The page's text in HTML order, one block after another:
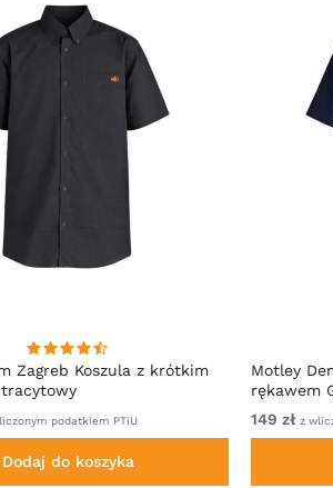
Zagreb Koszula z krótkim
podatkiem PTiU
Dodaj do koszyka
Motley
rękawem
149 zł z